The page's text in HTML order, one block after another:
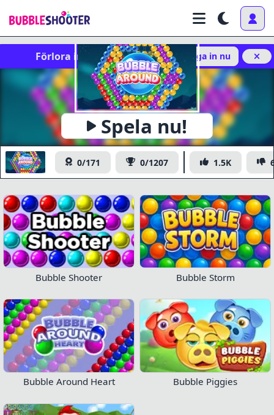
Spela nu!
Förlora inte dina framsteg! Logga in nu
Bubble Around
0/171 0/1207 1.5K
x
https://www.bubbleshooter.com/games/publish/bubble-
around/
Kopiera
Bubble Shooter Bubble Storm
Bubble Around Heart Bubble Piggies